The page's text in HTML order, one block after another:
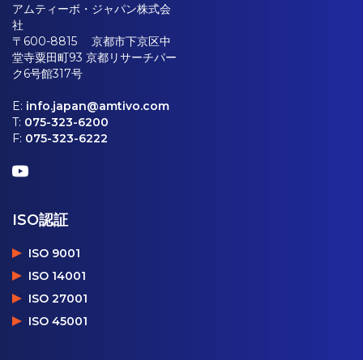
アムティーボ・ジャパン株式会
社
〒600-8815 京都市下京区中
堂寺粟田町93 京都リサーチパー
ク6号館317号
E: info.japan@amtivo.com
T: 075-323-6200
F: 075-323-6222
ISO認証
ISO 9001
ISO 14001
ISO 27001
ISO 45001